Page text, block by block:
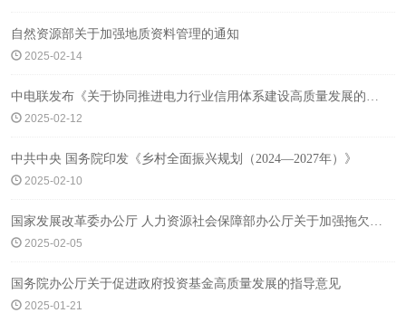
自然资源部关于加强地质资料管理的通知
2025-02-14
中电联发布《关于协同推进电力行业信用体系建设高质量发展的实施意见》
2025-02-12
中共中央 国务院印发《乡村全面振兴规划（2024—2027年）》
2025-02-10
国家发展改革委办公厅 人力资源社会保障部办公厅关于加强拖欠农民工工资失信联合惩戒对象名单管理有关工作的通知
2025-02-05
国务院办公厅关于促进政府投资基金高质量发展的指导意见
2025-01-21